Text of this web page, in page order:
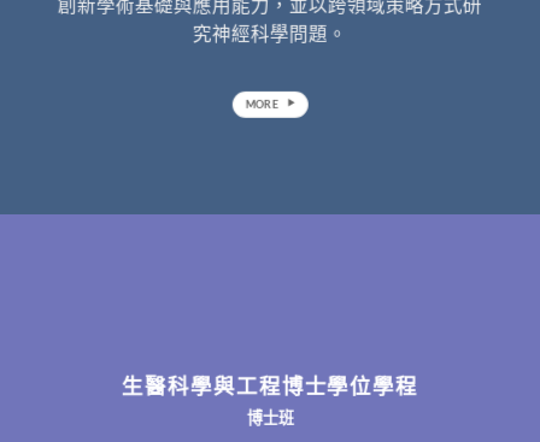
創新學術基礎與應用能力，並以跨領域策略方式研
究神經科學問題。
MORE
生醫科學與工程博士學位學程
博士班